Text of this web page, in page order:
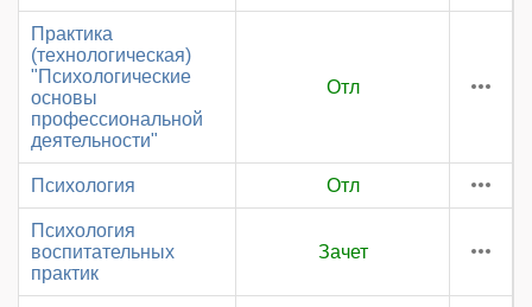
Практика
(технологическая)
"Психологические
основы
профессиональной
деятельности"
Отл
Психология Отл
Психология
воспитательных
практик
Зачет